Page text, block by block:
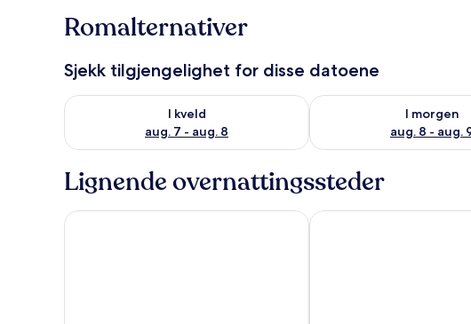
Romalternativer
Sjekk tilgjengelighet for disse datoene
I kveld
aug. 7 - aug. 8
Sjekk tilgjengelighet for i kveld, aug. 7 - aug. 8
I morgen
aug. 8 - aug.
Sjekk tilgjengelighet for i
Lignende overnattingssteder
Dutch Hotel Long Island City New York , Belvilla District 6
LIC Manhattan View Hotel